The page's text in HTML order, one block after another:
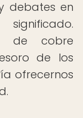
debates en
de cobre
de los
ofrecernos